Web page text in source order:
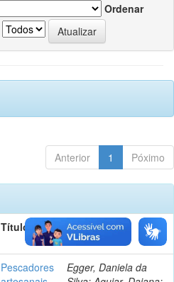
Ordenar
Anterior 1 Póximo
Título Autor(es)
Pescadores
Egger, Daniela da